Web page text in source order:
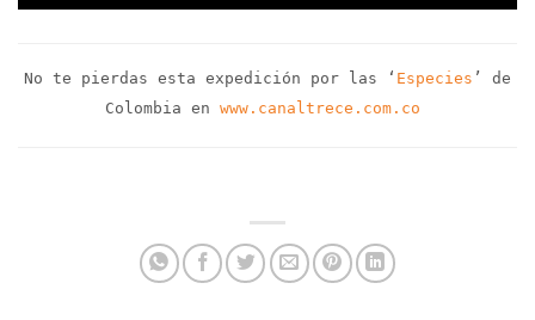
No te pierdas esta expedición por las ‘ Especies ’ de
Colombia en www.canaltrece.com.co